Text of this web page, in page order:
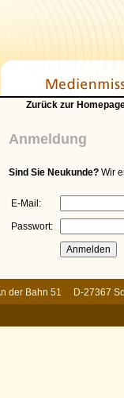
Zurück zur
Anmeldung
Sind Sie Neukunde? Wir
E-Mail:
Passwort:
der Bahn 51 D-27367